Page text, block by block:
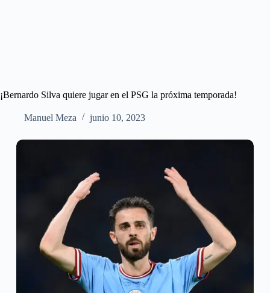
¡Bernardo Silva quiere jugar en el PSG la próxima temporada!
Manuel Meza junio 10, 2023